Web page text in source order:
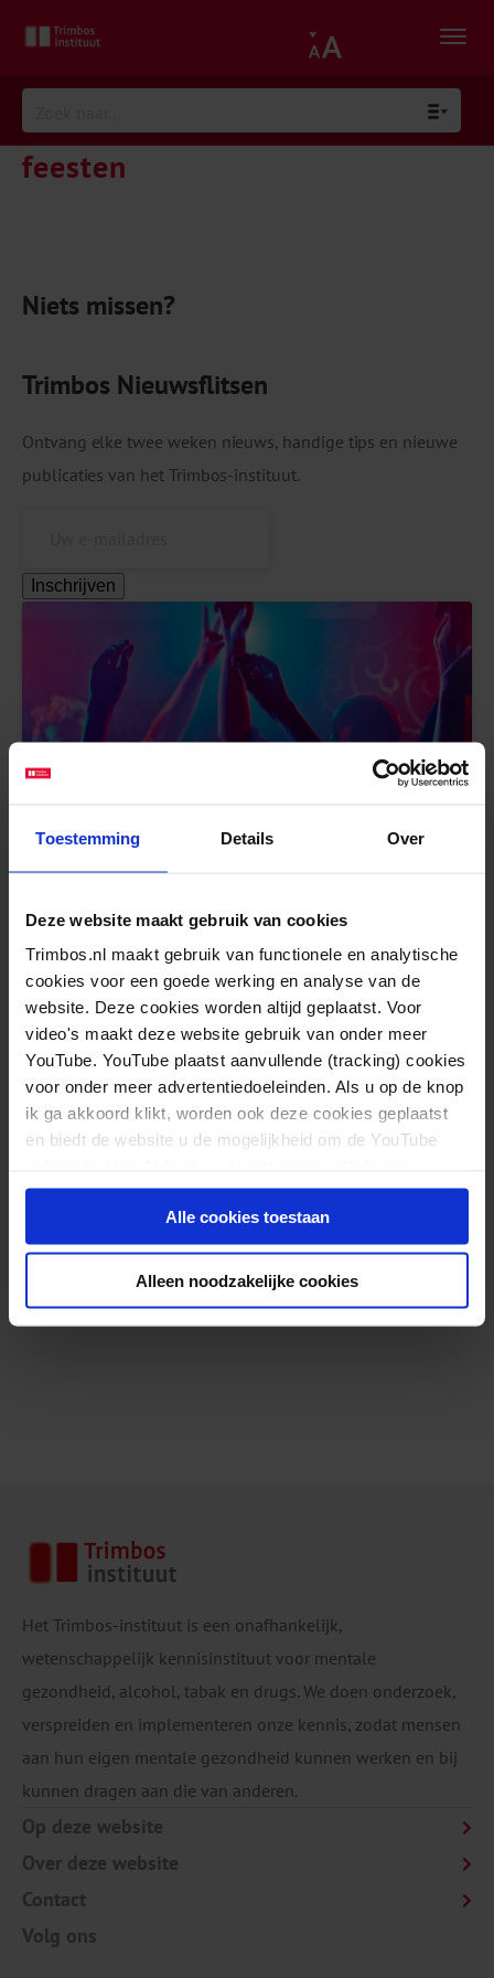
Toestemming Details Over
Deze website maakt gebruik van cookies
Trimbos.nl maakt gebruik van functionele en analytische
cookies voor een goede werking en analyse van de
website. Deze cookies worden altijd geplaatst. Voor
video's maakt deze website gebruik van onder meer
YouTube. YouTube plaatst aanvullende (tracking) cookies
voor onder meer advertentiedoeleinden. Als u op de knop
ik ga akkoord klikt, worden ook deze cookies geplaatst
en biedt de website u de mogelijkheid om de YouTube
intrekken.
Alle cookies toestaan
Alleen noodzakelijke cookies
feesten
Niets missen?
Trimbos Nieuwsflitsen
Ontvang elke twee weken nieuws, handige tips en nieuwe
publicaties van het Trimbos-instituut.
Inschrijven
uitgaansleven verder toegenomen
niveau van vóór corona
Lees meer
Het Trimbos-instituut is een onafhankelijk,
wetenschappelijk kennisinstituut voor mentale
gezondheid, alcohol, tabak en drugs. We doen onderzoek,
verspreiden en implementeren onze kennis, zodat mensen
aan hun eigen mentale gezondheid kunnen werken en bij
kunnen dragen aan die van anderen.
Op deze website
Over deze website
Contact
Volg ons